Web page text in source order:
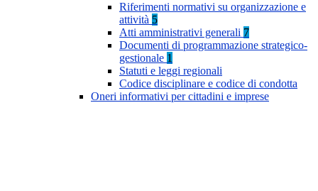
Riferimenti normativi su organizzazione e
attività 5
Atti amministrativi generali 7
Documenti di programmazione strategico-
gestionale 1
Statuti e leggi regionali
Codice disciplinare e codice di condotta
Oneri informativi per cittadini e imprese